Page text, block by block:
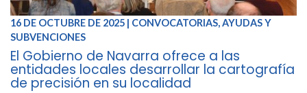
16 DE OCTUBRE DE 2025 | CONVOCATORIAS, AYUDAS Y
SUBVENCIONES
El Gobierno de Navarra ofrece a las
entidades locales desarrollar la cartografía
de precisión en su localidad